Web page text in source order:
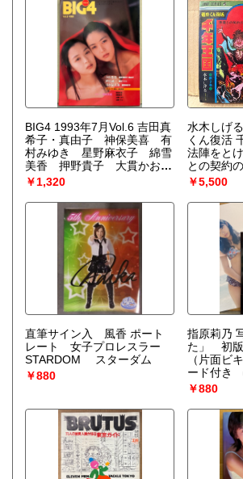
BIG4 1993年7月Vol.6 吉田真
希子・真由子 神保美喜 有
村みゆき 星野麻衣子 綿雪
美香 押野貴子 大貫かお
り 立野しのぶ
￥1,320
水木しげ
くん復活
法陣をと
との契約
版 JUMP
プコミッ
品 全3巻
￥5,500
直筆サイン入 風香 ポート
レート 女子プロレスラー
STARDOM スターダム
￥880
指原莉乃
た」 初版
（片面ビ
ード付き
￥880